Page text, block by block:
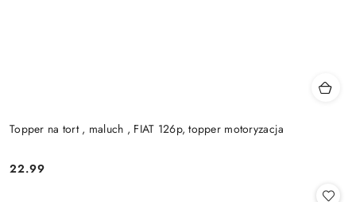
Topper na tort , maluch , FIAT 126p, topper motoryzacja
Cena:
22.99